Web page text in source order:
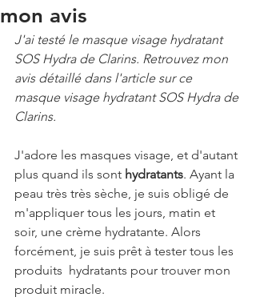
mon avis
J'ai testé le masque visage hydratant
SOS Hydra de Clarins. Retrouvez mon
avis détaillé dans l'article sur ce
masque visage hydratant SOS Hydra de
Clarins.
J'adore les masques visage, et d'autant
plus quand ils sont hydratants. Ayant la
peau très très sèche, je suis obligé de
m'appliquer tous les jours, matin et
soir, une crème hydratante. Alors
forcément, je suis prêt à tester tous les
produits  hydratants pour trouver mon
produit miracle.